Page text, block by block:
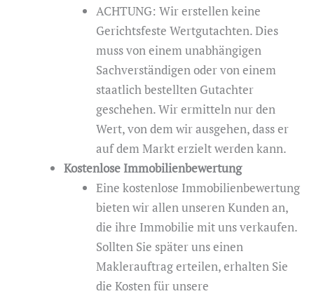
ACHTUNG: Wir erstellen keine
Gerichtsfeste Wertgutachten. Dies
muss von einem unabhängigen
Sachverständigen oder von einem
staatlich bestellten Gutachter
geschehen. Wir ermitteln nur den
Wert, von dem wir ausgehen, dass er
auf dem Markt erzielt werden kann.
Kostenlose Immobilienbewertung
Eine kostenlose Immobilienbewertung
bieten wir allen unseren Kunden an,
die ihre Immobilie mit uns verkaufen.
Sollten Sie später uns einen
Maklerauftrag erteilen, erhalten Sie
die Kosten für unsere